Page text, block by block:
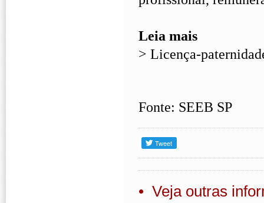
Leia mais
> Licença-
Fonte: SEEB SP
• Veja outras